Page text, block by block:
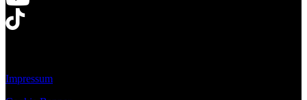
Impressum